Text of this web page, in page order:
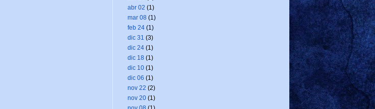
abr 02 (1)
mar 08 (1)
feb 24(1)
dic 31 (3)
dic 24(1)
dic 18 (1)
dic 10(1)
dic 06 (1)
nov 22 (2)
nov 20(1)